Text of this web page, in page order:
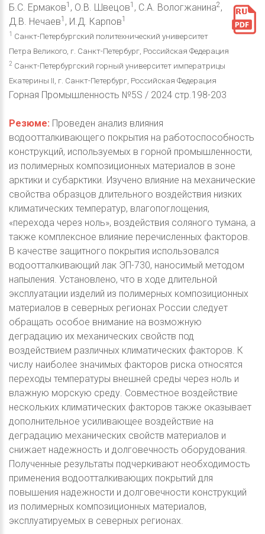
Б.С. Ермаков1 , О.В. Швецов1 , С.А. Вологжанина2,
Д.В. Нечаев1 , И.Д. Карпов1
1
Санкт-Петербургский политехнический университет
Петра Великого, г. Санкт-Петербург, Российская Федерация
2 Санкт-Петербургский горный университет императрицы
Екатерины II, г. Санкт-Петербург, Российская Федерация
Горная Промышленность №5S / 2024 стр.198-203
Резюме: Проведен анализ влияния
водоотталкивающего покрытия на работоспособность
конструкций, используемых в горной промышленности,
из полимерных композиционных материалов в зоне
арктики и субарктики. Изучено влияние на механические
свойства образцов длительного воздействия низких
климатических температур, влагопоглощения,
«перехода через ноль», воздействия соляного тумана, а
также комплексное влияние перечисленных факторов.
В качестве защитного покрытия использовался
водоотталкивающий лак ЭП-730, наносимый методом
напыления. Установлено, что в ходе длительной
эксплуатации изделий из полимерных композиционных
материалов в северных регионах России следует
обращать особое внимание на возможную
деградацию их механических свойств под
воздействием различных климатических факторов. К
числу наиболее значимых факторов риска относятся
переходы температуры внешней среды через ноль и
влажную морскую среду. Совместное воздействие
нескольких климатических факторов также оказывает
дополнительное усиливающее воздействие на
деградацию механических свойств материалов и
снижает надежность и долговечность оборудования.
Полученные результаты подчеркивают необходимость
применения водоотталкивающих покрытий для
повышения надежности и долговечности конструкций
из полимерных композиционных материалов,
эксплуатируемых в северных регионах.